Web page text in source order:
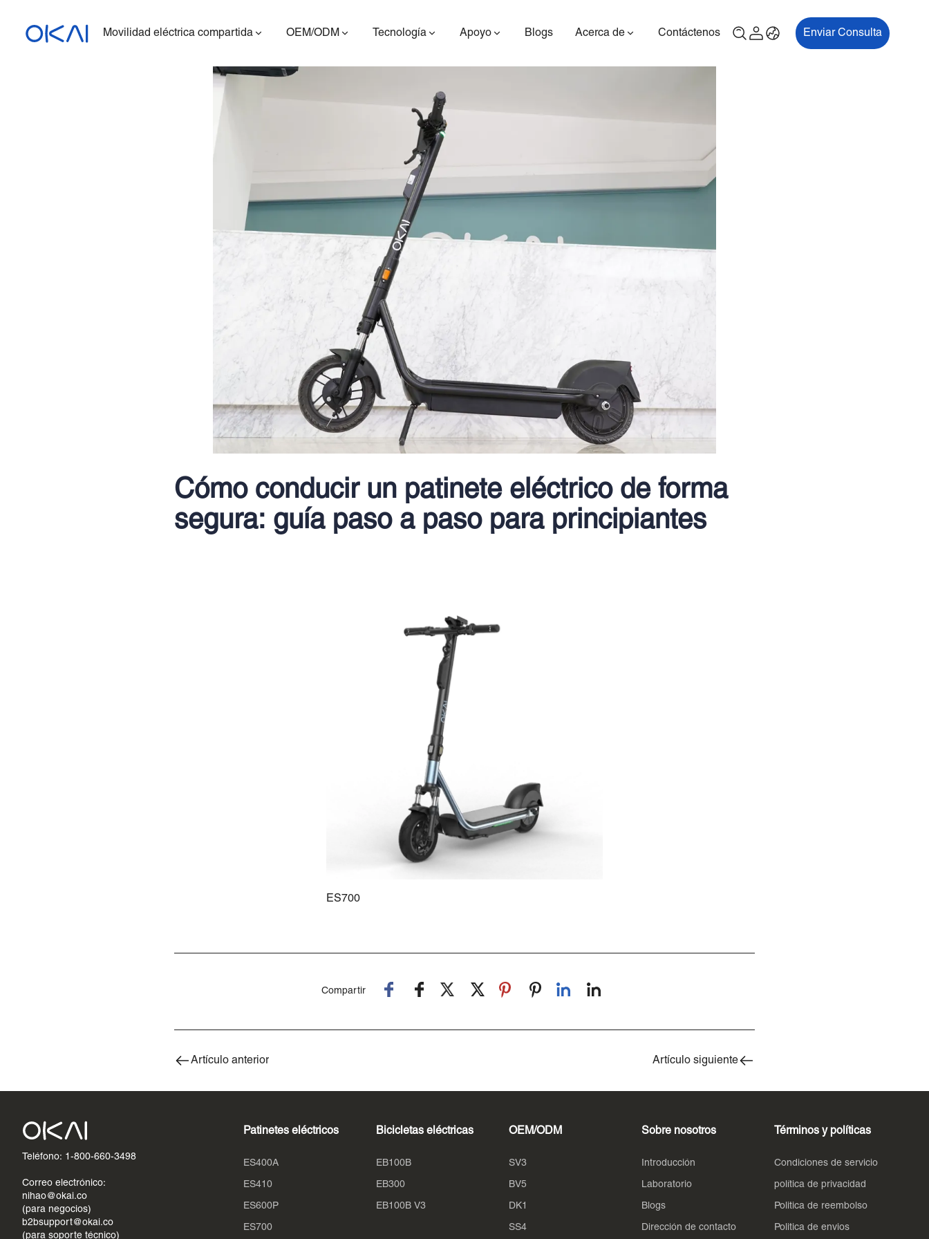
Movilidad eléctrica compartida OEM/ODM Tecnología Apoyo Blogs Acerca de Contáctenos
ES400A ES400AV2 ES410 ES600P
Enviar Consulta
Cómo conducir un patinete eléctrico de forma
segura: guía paso a paso para principiantes
ES700
Compartir
Artículo anterior Artículo siguiente
Teléfono: 1-800-660-3498
Correo electrónico:
nihao@okai.co
(para negocios)
b2bsupport@okai.co
(para soporte técnico)
Patinetes eléctricos
ES400A
ES410
ES600P
ES700
Bicicletas eléctricas
EB100B
EB300
EB100B V3
OEM/ODM
SV3
BV5
DK1
SS4
Sobre nosotros
Introducción
Laboratorio
Blogs
Dirección de contacto
Términos y políticas
Condiciones de servicio
política de privacidad
Politica de reembolso
Politica de envios